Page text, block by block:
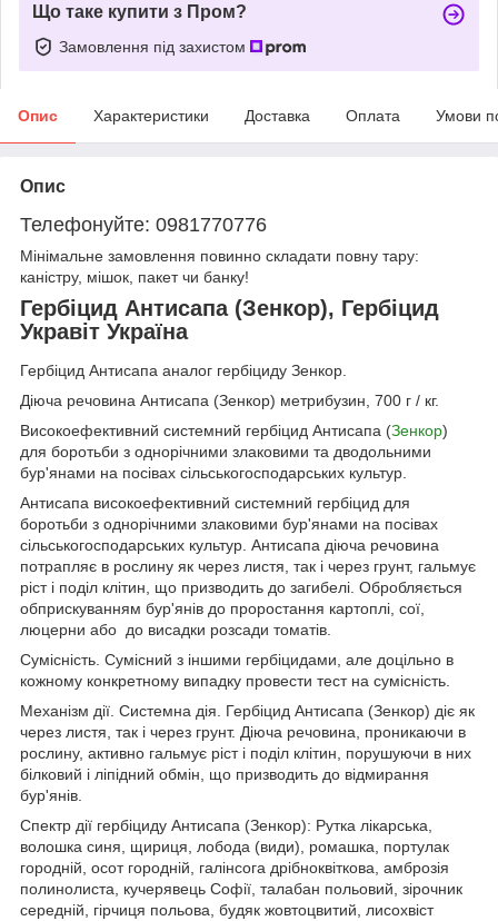
Що таке купити з Пром?
Замовлення під захистом
Опис Характеристики Доставка Оплата Умови
Опис
Телефонуйте: 0981770776
Мінімальне замовлення повинно складати повну тару:
каністру, мішок, пакет чи банку!
Гербіцид Антисапа (Зенкор), Гербіцид
Укравіт Україна
Гербіцид Антисапа аналог гербіциду Зенкор.
Діюча речовина Антисапа (Зенкор) метрибузин, 700 г / кг.
Високоефективний системний гербіцид Антисапа (Зенкор)
для боротьби з однорічними злаковими та дводольними
бур'янами на посівах сільськогосподарських культур.
Антисапа високоефективний системний гербіцид для
боротьби з однорічними злаковими бур'янами на посівах
сільськогосподарських культур. Антисапа діюча речовина
потрапляє в рослину як через листя, так і через грунт, гальмує
ріст і поділ клітин, що призводить до загибелі. Обробляється
обприскуванням бур'янів до проростання картоплі, сої,
люцерни або до висадки розсади томатів.
Сумісність. Сумісний з іншими гербіцидами, але доцільно в
кожному конкретному випадку провести тест на сумісність.
Механізм дії. Системна дія. Гербіцид Антисапа (Зенкор) діє як
через листя, так і через грунт. Діюча речовина, проникаючи в
рослину, активно гальмує ріст і поділ клітин, порушуючи в них
білковий і ліпідний обмін, що призводить до відмирання
бур'янів.
Спектр дії гербіциду Антисапа (Зенкор): Рутка лікарська,
волошка синя, щириця, лобода (види), ромашка, портулак
городній, осот городній, галінсога дрібноквіткова, амброзія
полинолиста, кучерявець Софії, талабан польовий, зірочник
середній, гірчиця польова, будяк жовтоцвитий, лисохвіст